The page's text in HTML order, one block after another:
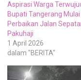
Aspirasi Warga
Bupati Tangerang Mulai
Perbaikan Jalan
Pakuhaji
1 April 2026
dalam "BERITA"